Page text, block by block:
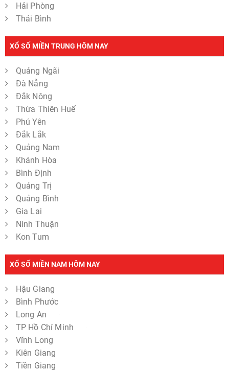
Hải Phòng
Thái Bình
XỔ SỐ MIỀN TRUNG HÔM NAY
Quảng Ngãi
Đà Nẵng
Đắk Nông
Thừa Thiên Huế
Phú Yên
Đắk Lắk
Quảng Nam
Khánh Hòa
Bình Định
Quảng Trị
Quảng Bình
Gia Lai
Ninh Thuận
Kon Tum
XỔ SỐ MIỀN NAM HÔM NAY
Hậu Giang
Bình Phước
Long An
TP Hồ Chí Minh
Vĩnh Long
Kiên Giang
Tiền Giang